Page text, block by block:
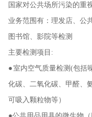
国家对公共场所污染的重
业务范围有：理发店、公
图书馆、影院等检测
主要检测项目:
● 室内空气质量检测(包括
化碳、二氧化碳、甲醛、
可吸入颗粒物等）